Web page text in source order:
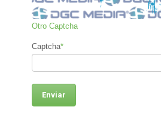
Otro Captcha
Captcha*